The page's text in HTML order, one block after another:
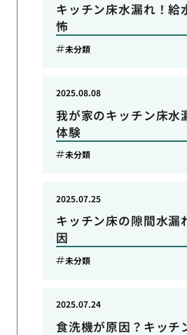
キッチン床水漏れ！給
怖
未分類
我が家のキッチン床水
体験
2025.08.08
未分類
キッチン床の隙間水漏
因
2025.07.25
未分類
食洗機が原因？キッチ
2025.07.24